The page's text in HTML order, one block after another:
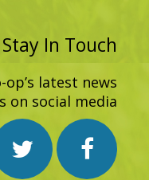
Stay In Touch
latest news
on social media!